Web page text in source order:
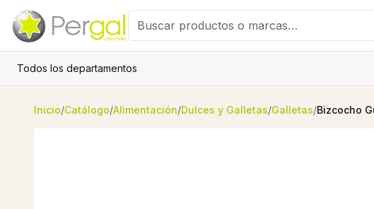
Todos los departamentos
Inicio/Catálogo/Alimentación/Dulces y Galletas/Galletas/Bizcocho